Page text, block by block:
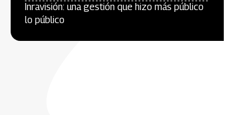
Inravisión: una gestión que hizo más público
lo público